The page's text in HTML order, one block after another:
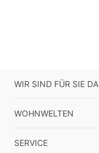
WIR SIND FÜR SIE DA
WOHNWELTEN
SERVICE